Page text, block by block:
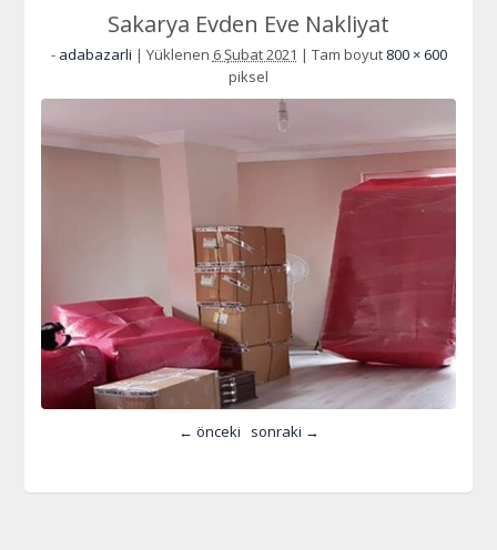
Sakarya Evden Eve Nakliyat
- adabazarli | Yüklenen 6 Şubat 2021 | Tam boyut 800 × 600
piksel
← önceki sonraki →